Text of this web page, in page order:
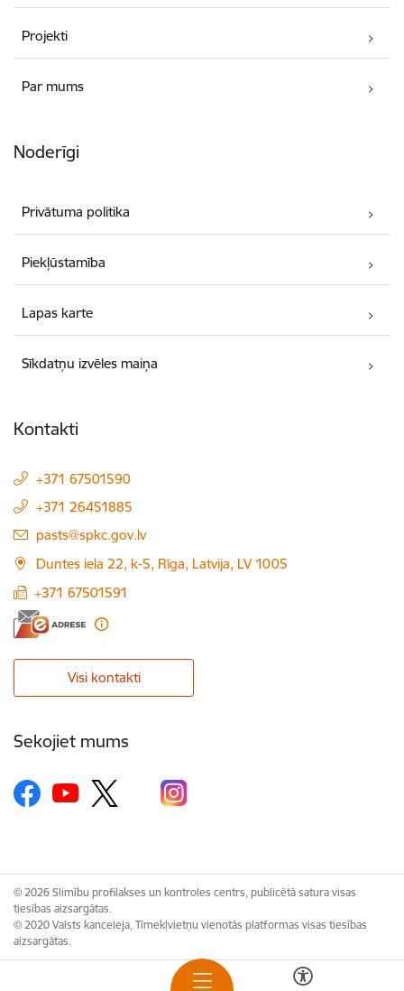
Projekti
Par mums
Noderīgi
Privātuma politika
Piekļūstamība
Lapas karte
Sīkdatņu izvēles maiņa
Kontakti
+371 67501590
+371 26451885
E-pasts:
pasts@spkc.gov.lv
Duntes iela 22, k-5, Rīga, Latvija, LV 1005
+371 67501591
Visi kontakti
Sekojiet mums
© 2026 Slimību profilakses un kontroles centrs, publicētā satura visas
tiesības aizsargātas.
© 2020 Valsts kanceleja, Tīmekļvietņu vienotās platformas visas tiesības
aizsargātas.